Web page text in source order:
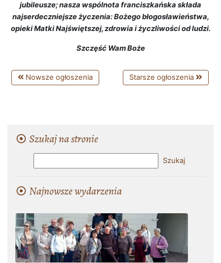
jubileusze; nasza wspólnota franciszkańska składa
najserdeczniejsze życzenia: Bożego błogosławieństwa,
opieki Matki Najświętszej, zdrowia i życzliwości od ludzi.
Szczęść Wam Boże
Nowsze ogłoszenia Starsze ogłoszenia
Szukaj na stronie
Najnowsze wydarzenia